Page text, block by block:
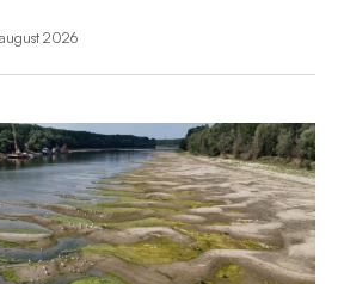
2026